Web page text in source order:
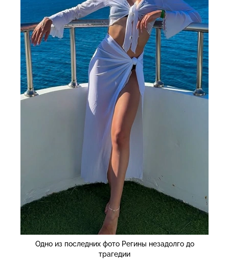
Одно из последних фото Регины незадолго до
трагедии